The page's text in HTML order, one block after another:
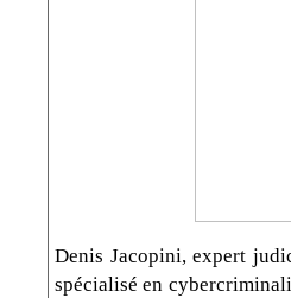
Denis Jacopini, expert
spécialisé en